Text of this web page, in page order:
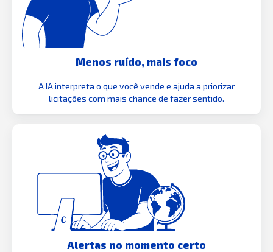
Menos ruído, mais foco
A IA interpreta o que você vende e ajuda a priorizar
licitações com mais chance de fazer sentido.
Alertas no momento certo